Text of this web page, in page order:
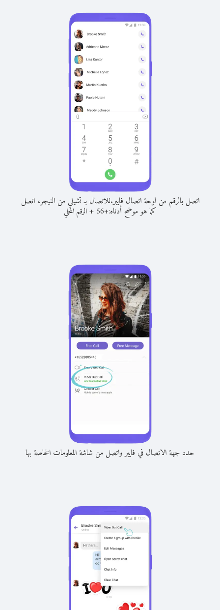
اتصل بالرقم من لوحة اتصال فايبر.للاتصال بـ تشيلي من النيجر، اتصل
كما هو موضح أدناه:+
56
+الرقم المحلي
حدد جهة الاتصال في فايبر واتصل من شاشة المعلومات الخاصة بها